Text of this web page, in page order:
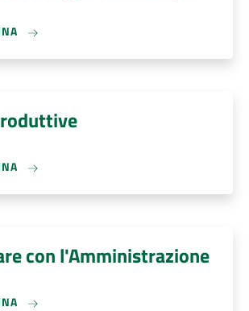
con l'Amministrazione